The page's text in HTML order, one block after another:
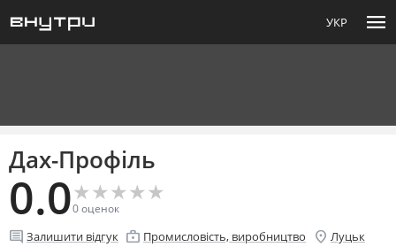
УКР menu
Дах-Профіль
0.0★
★★
★★
★★
★★
★
0оценок
comment Залишити відгук enterprise Промисловість, виробництво location_on Луцьк